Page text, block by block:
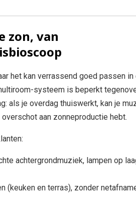
zon, van
het kan verrassend goed passen in
systeem is beperkt
als je overdag thuiswerkt, kan je
aan zonneproductie hebt.
achtergrondmuziek, lampen op
(keuken en terras), zonder